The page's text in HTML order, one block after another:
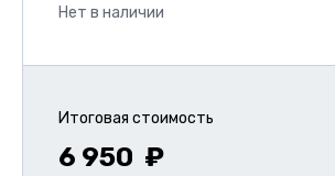
Нет в наличии
Итоговая стоимость
6 950